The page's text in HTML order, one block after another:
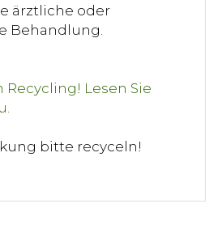
ärztliche oder
Behandlung.
bitte recyceln!